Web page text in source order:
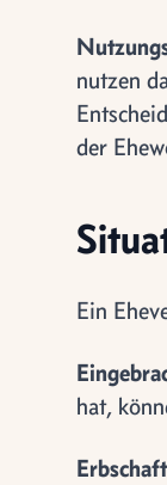
nutzen
der
Ein
hat,